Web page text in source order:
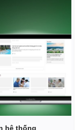
hệ thống